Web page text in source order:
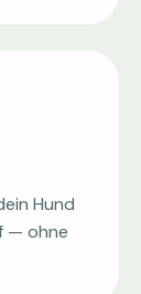
Hund
— ohne